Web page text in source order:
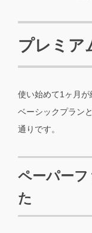
プレミア
使い始めて1ヶ月が
ベーシックプラン
通りです。
ペーパー
た